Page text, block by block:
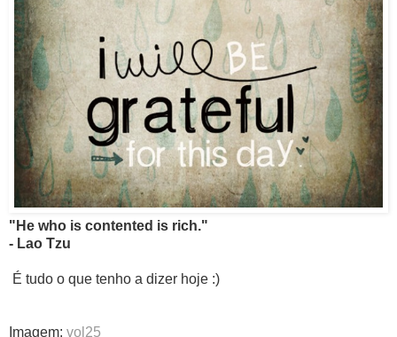
"He who is contented is rich."
- Lao Tzu
É tudo o que tenho a dizer hoje :)
Imagem: vol25